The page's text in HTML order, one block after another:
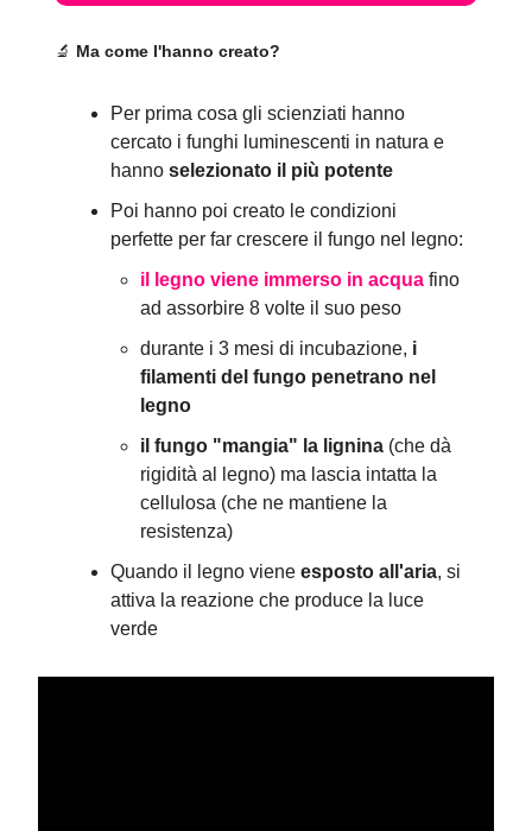
🔬 Ma come l'hanno creato?
Per prima cosa gli scienziati hanno
cercato i funghi luminescenti in natura e
hanno selezionato il più potente
Poi hanno poi creato le condizioni
perfette per far crescere il fungo nel legno:
il legno viene immerso in acqua fino
ad assorbire 8 volte il suo peso
durante i 3 mesi di incubazione, i
filamenti del fungo penetrano nel
legno
il fungo "mangia" la lignina (che dà
rigidità al legno) ma lascia intatta la
cellulosa (che ne mantiene la
resistenza)
Quando il legno viene esposto all'aria, si
attiva la reazione che produce la luce
verde